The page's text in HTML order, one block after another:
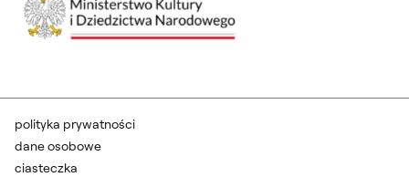
polityka prywatności
dane osobowe
ciasteczka